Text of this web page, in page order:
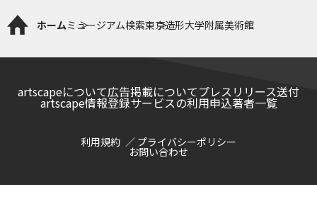
ホームミュージアム検索東京造形大学附属美術館
artscapeについて広告掲載についてプレスリリース送付
artscape情報登録サービスの利用申込著者一覧
利用規約 プライバシーポリシー
お問い合わせ